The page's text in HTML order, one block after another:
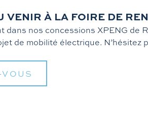
VENIR À LA FOIRE DE
dans nos concessions XPENG
de mobilité électrique. N’hésitez